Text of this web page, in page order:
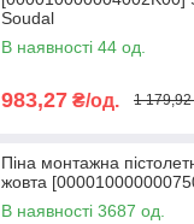
Soudal
В наявності 44 од.
983,27 ₴/од. 1
Піна монтажна
жовта
В наявності 3687 од.